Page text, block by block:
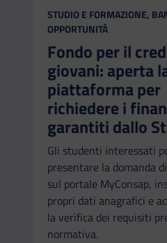
CATEGORIA:
STUDIO E FORMAZIONE,
OPPORTUNITÀ
Fondo per il
giovani: aperta
piattaforma per
richiedere i
garantiti dallo
Gli studenti interessati
presentare la domanda
sul portale MyConsap,
propri dati anagrafici e
la verifica dei requisiti
normativa.